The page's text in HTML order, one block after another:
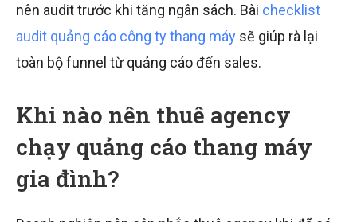
nên audit trước khi tăng ngân sách. Bài checklist
audit quảng cáo công ty thang máy sẽ giúp rà lại
toàn bộ funnel từ quảng cáo đến sales.
Khi nào nên thuê agency
chạy quảng cáo thang máy
gia đình?